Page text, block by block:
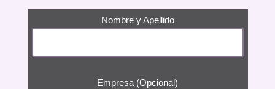
Nombre y Apellido
Empresa (Opcional)